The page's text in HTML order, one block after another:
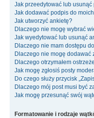
Jak przeedytować lub usunąć
Jak dodawać podpis do
Jak utworzyć ankietę?
Dlaczego nie mogę wybrać
Jak wyedytować lub usunąć
Dlaczego nie mam dostępu
Dlaczego nie mogę dodawać
Dlaczego otrzymałem
Jak mogę zgłosiś posty
Do czego służy przycisk
Dlaczego mój post musi być
Jak mogę przesunąć swój
Formatowanie i rodzaje